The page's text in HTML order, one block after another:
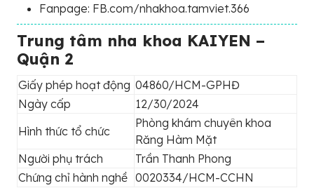
Fanpage: FB.com/nhakhoa.tamviet.366
Trung tâm nha khoa KAIYEN –
Quận 2
Giấy phép hoạt động 04860/HCM-GPHĐ
Ngày cấp
12/30/2024
Hình thức tổ chức
Phòng khám chuyên khoa
Răng Hàm Mặt
Người phụ trách
Trần Thanh Phong
Chứng chỉ hành nghề 0020334/HCM-CCHN